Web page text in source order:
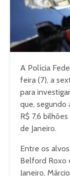
A Polícia
feira (7), a
para
que, segundo
R$ 7,6
de Janeiro.
Entre os
Belford Roxo
Janeiro,